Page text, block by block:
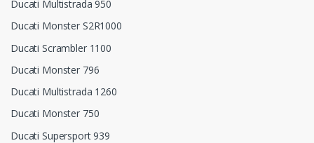
Ducati Multistrada 950
Ducati Monster S2R1000
Ducati Scrambler 1100
Ducati Monster 796
Ducati Multistrada 1260
Ducati Monster 750
Ducati Supersport 939